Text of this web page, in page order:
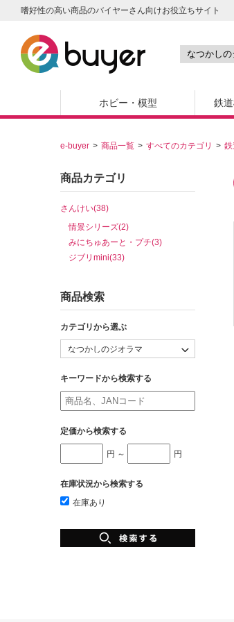
嗜好性の高い商品のバイヤーさん向けお役立ちサイト
ホビー・模型 鉄
e-buyer 商品一覧 すべてのカテゴリ 鉄
商品カテゴリ
さんけい(38)
情景シリーズ(2)
みにちゅあーと・プチ(3)
ジブリmini(33)
商品検索
カテゴリから選ぶ
キーワードから検索する
定価から検索する
円 ～ 円
在庫状況から検索する
在庫あり